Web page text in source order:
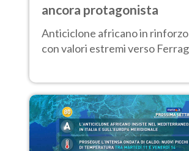
ancora protagonista
Anticiclone africano in
con valori estremi verso